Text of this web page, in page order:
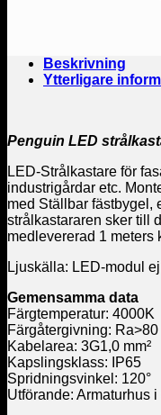
Beskrivning
Ytterligare
Penguin LED
LED-Strålkastare för
industrigårdar etc.
med Ställbar fästbygel,
strålkastararen sker till
medlevererad 1 meters
Ljuskälla: LED-modul
Gemensamma data
Färgtemperatur: 4000K
Färgåtergivning: Ra>80
Kabelarea: 3G1,0 mm²
Kapslingsklass: IP65
Spridningsvinkel: 120°
Utförande: Armaturhus